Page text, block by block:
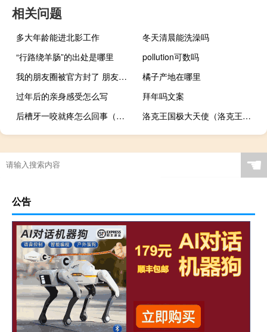
相关问题
多大年龄能进北影工作
冬天清晨能洗澡吗
“行路绕羊肠”的出处是哪里
pollution可数吗
我的朋友圈被官方封了 朋友圈发这些可能会被封号
橘子产地在哪里
过年后的亲身感受怎么写
拜年吗文案
后槽牙一咬就疼怎么回事（槽牙疼痛怎么回事）
洛克王国极大天使（洛克王国觉醒大天使怎么获得）
☚
公告